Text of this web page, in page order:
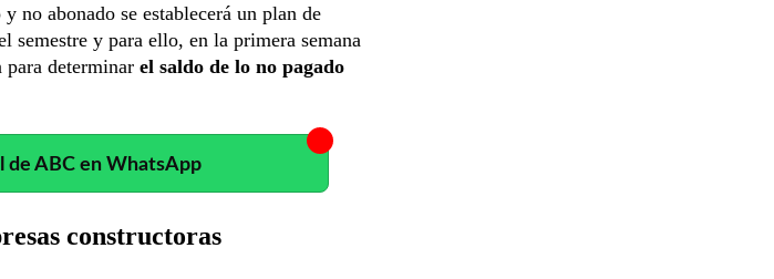
no abonado se establecerá un plan de
semestre y para ello, en la primera semana
para determinar el saldo de lo no pagado
de ABC en WhatsApp
constructoras